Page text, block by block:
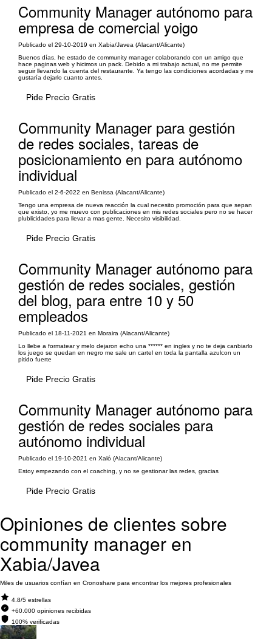
Community Manager autónomo para
empresa de comercial yoigo
Publicado el 29-10-2019 en Xabia/Javea (Alacant/Alicante)
Buenos días, he estado de community manager colaborando con un amigo que
hace paginas web y hicimos un pack. Debido a mi trabajo actual, no me permite
seguir llevando la cuenta del restaurante. Ya tengo las condiciones acordadas y me
gustaría dejarlo cuanto antes.
Pide Precio Gratis
Community Manager para gestión
de redes sociales, tareas de
posicionamiento en para autónomo
individual
Publicado el 2-6-2022 en Benissa (Alacant/Alicante)
Tengo una empresa de nueva reacción la cual necesito promoción para que sepan
que existo, yo me muevo con publicaciones en mis redes sociales pero no se hacer
plublicidades para llevar a mas gente. Necesito visibilidad.
Pide Precio Gratis
Community Manager autónomo para
gestión de redes sociales, gestión
del blog, para entre 10 y 50
empleados
Publicado el 18-11-2021 en Moraira (Alacant/Alicante)
Lo llebe a formatear y melo dejaron echo una ****** en ingles y no te deja canbiarlo
los juego se quedan en negro me sale un cartel en toda la pantalla azulcon un
pitido fuerte
Pide Precio Gratis
Community Manager autónomo para
gestión de redes sociales para
autónomo individual
Publicado el 19-10-2021 en Xaló (Alacant/Alicante)
Estoy empezando con el coaching, y no se gestionar las redes, gracias
Pide Precio Gratis
Opiniones de clientes sobre
community manager en
Xabia/Javea
Miles de usuarios confían en Cronoshare para encontrar los mejores profesionales
4.8/5 estrellas
+60.000 opiniones recibidas
100% verificadas